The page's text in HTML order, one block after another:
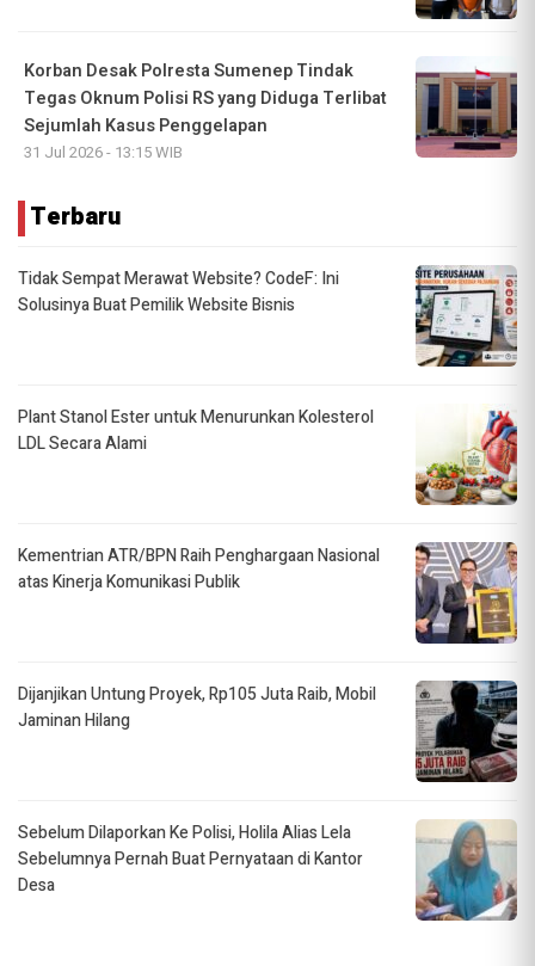
Korban Desak Polresta Sumenep Tindak
Tegas Oknum Polisi RS yang Diduga Terlibat
Sejumlah Kasus Penggelapan
31 Jul 2026 - 13:15 WIB
Terbaru
Tidak Sempat Merawat Website? CodeF: Ini
Solusinya Buat Pemilik Website Bisnis
Plant Stanol Ester untuk Menurunkan Kolesterol
LDL Secara Alami
Kementrian ATR/BPN Raih Penghargaan Nasional
atas Kinerja Komunikasi Publik
Dijanjikan Untung Proyek, Rp105 Juta Raib, Mobil
Jaminan Hilang
Sebelum Dilaporkan Ke Polisi, Holila Alias Lela
Sebelumnya Pernah Buat Pernyataan di Kantor
Desa